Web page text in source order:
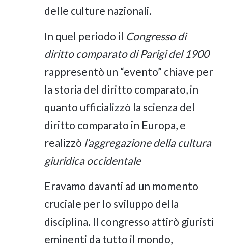
delle culture nazionali.
In quel periodo il Congresso di
diritto comparato di Parigi del 1900
rappresentò un “evento” chiave per
la storia del diritto comparato, in
quanto ufficializzò la scienza del
diritto comparato in Europa, e
realizzò l’aggregazione della cultura
giuridica occidentale
Eravamo davanti ad un momento
cruciale per lo sviluppo della
disciplina. Il congresso attirò giuristi
eminenti da tutto il mondo,